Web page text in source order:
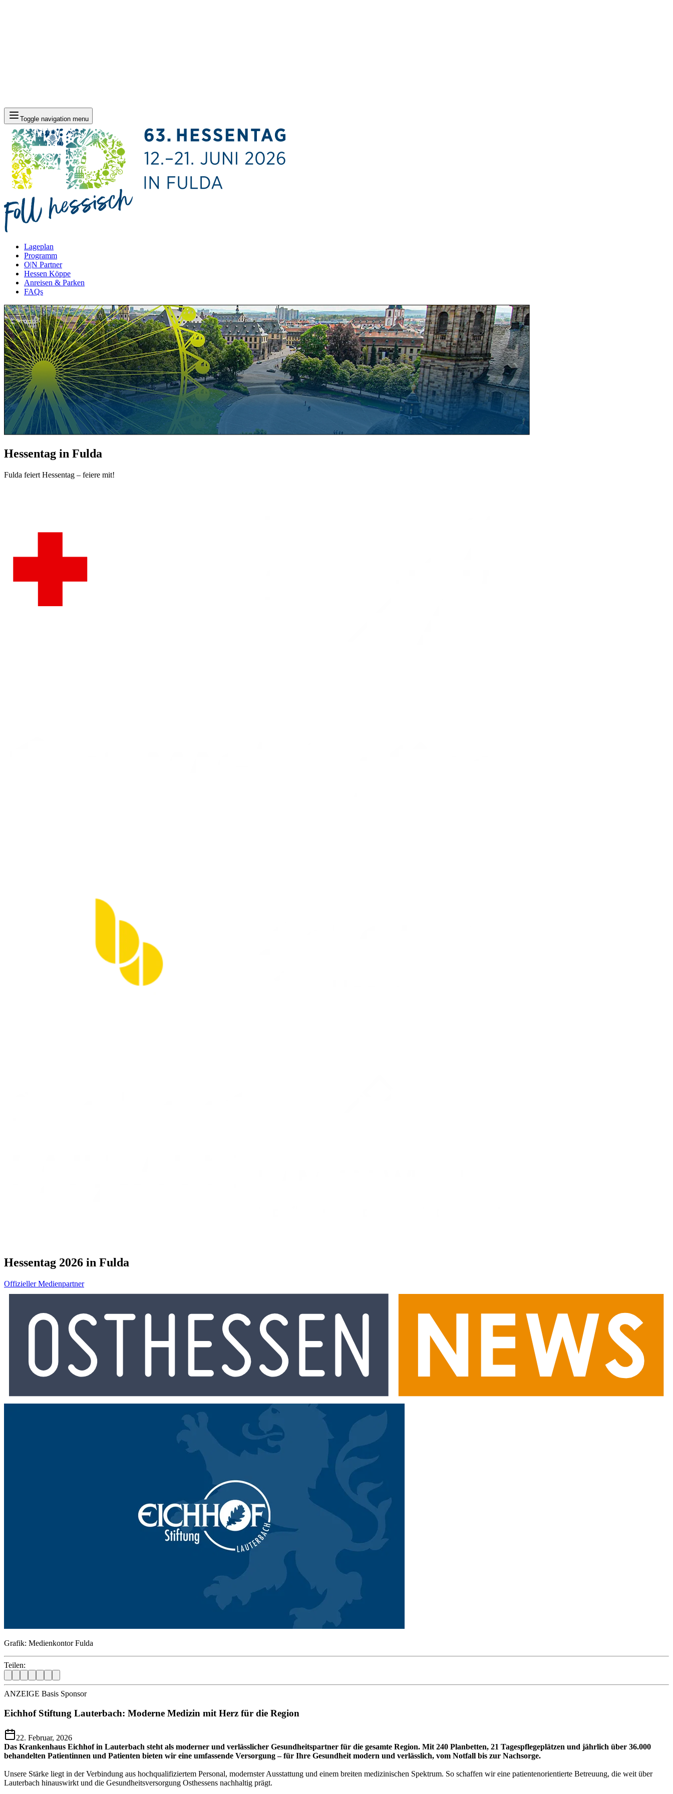
Toggle navigation menu
Lageplan
Programm
O|N Partner
Hessen Köppe
Anreisen & Parken
FAQs
Hessentag in Fulda
Fulda feiert Hessentag – feiere mit!
Hessentag 2026 in Fulda
Offizieller Medienpartner
Grafik: Medienkontor Fulda
Teilen:
ANZEIGE Basis Sponsor
Eichhof Stiftung Lauterbach: Moderne Medizin mit Herz für die Region
22. Februar, 2026
Das Krankenhaus Eichhof in Lauterbach steht als moderner und verlässlicher Gesundheitspartner für die gesamte Region. Mit 240 Planbetten, 21 Tagespflegeplätzen und jährlich über 36.000
behandelten Patientinnen und Patienten bieten wir eine umfassende Versorgung – für Ihre Gesundheit modern und verlässlich, vom Notfall bis zur Nachsorge.
Unsere Stärke liegt in der Verbindung aus hochqualifiziertem Personal, modernster Ausstattung und einem breiten medizinischen Spektrum. So schaffen wir eine patientenorientierte Betreuung, die weit über
Lauterbach hinauswirkt und die Gesundheitsversorgung Osthessens nachhaltig prägt.